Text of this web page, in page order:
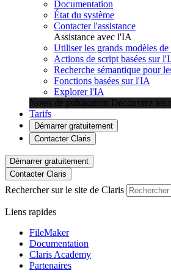
Documentation
État du système
Contacter l'assistance
Assistance avec l'IA
Utiliser les grands modèles
Actions de script basées sur
Recherche sémantique pour
Fonctions basées sur l'IA
Explorer l'IA
Notes de publication Découvrez les
Tarifs
Démarrer gratuitement
Contacter Claris
Démarrer gratuitement
Contacter Claris
Rechercher sur le site de Claris
Liens rapides
FileMaker
Documentation
Claris Academy
Partenaires